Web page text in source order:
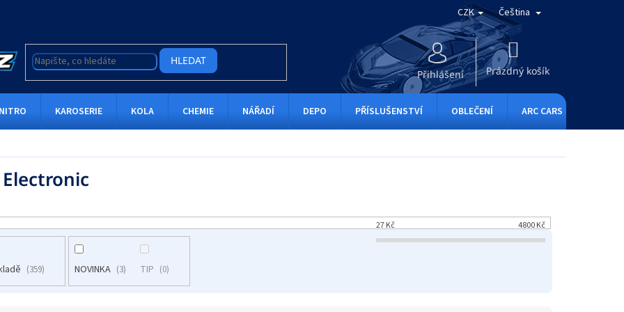
CZK Čeština
HLEDAT
Přihlášení
KOŠÍK
Prázdný košík
NITRO KAROSERIE KOLA CHEMIE NÁŘADÍ DEPO PŘÍSLUŠENSTVÍ OBLEČENÍ ARC CARS
Electronic
27Kč 4800Kč
359 NOVINKA 3 TIP 0